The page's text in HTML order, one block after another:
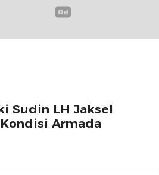
Sudin LH Jaksel
Armada